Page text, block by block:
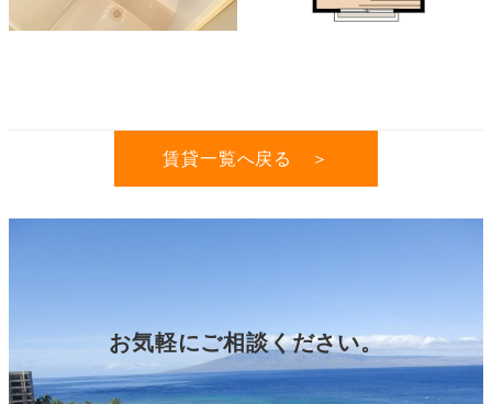
賃貸一覧へ戻る ＞
お気軽にご相談ください。